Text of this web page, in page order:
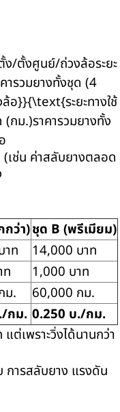
ง/ตั้งศูนย์/ถ่วงล้อระยะ
ารวมยางทั้งชุด (4
อ}}{\text{ระยะทางใช้
(กม.)ราคารวมยางทั้ง
(เช่น ค่าสลับยางตลอด
กว่า)ชุด B (พรีเมียม)
าท 14,000 บาท
ท 1,000 บาท
ม. 60,000 กม.
กม. 0.250 บ./กม.
แต่เพราะวิ่งได้นานกว่า
การสลับยาง แรงดัน